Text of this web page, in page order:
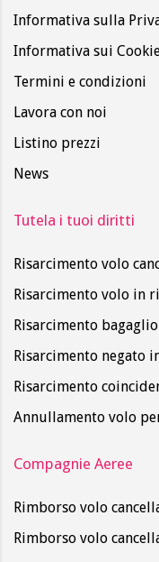
Informativa sulla
Informativa sui
Termini e condizioni
Lavora con noi
Listino prezzi
News
Tutela i tuoi diritti
Risarcimento volo
Risarcimento volo in
Risarcimento
Risarcimento negato
Risarcimento
Annullamento volo
Compagnie Aeree
Rimborso volo
Rimborso volo